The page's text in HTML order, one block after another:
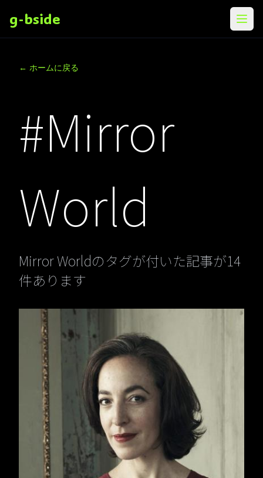
g-bside メニ
← ホームに戻る
#Mirror
World
Mirror Worldのタグが付いた記事が14
件あります